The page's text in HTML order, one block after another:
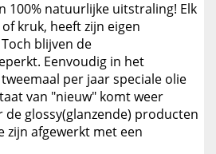
100% natuurlijke uitstraling! Elk
kruk, heeft zijn eigen
blijven de
Eenvoudig in het
per jaar speciale olie
van "nieuw" komt weer
de glossy(glanzende) producten
zijn afgewerkt met een